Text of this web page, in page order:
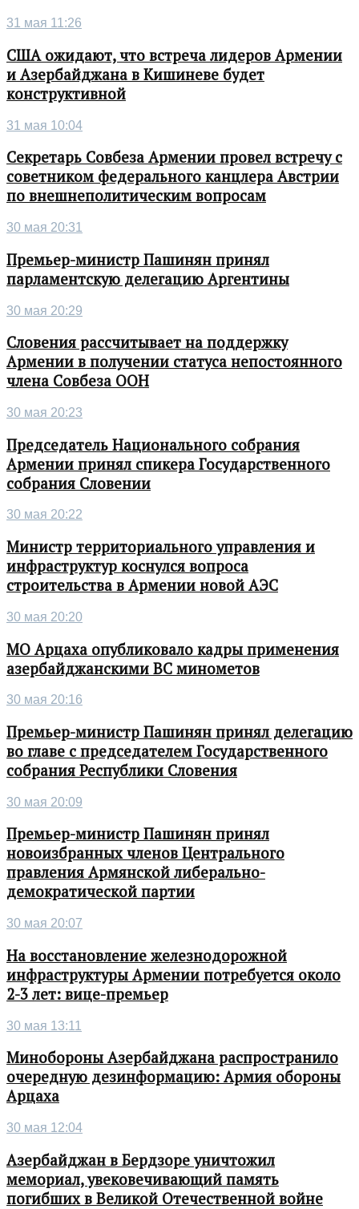
31 мая 11:26
США ожидают, что встреча лидеров Армении
и Азербайджана в Кишиневе будет
конструктивной
31 мая 10:04
Секретарь Совбеза Армении провел встречу с
советником федерального канцлера Австрии
по внешнеполитическим вопросам
30 мая 20:31
Премьер-министр Пашинян принял
парламентскую делегацию Аргентины
30 мая 20:29
Словения рассчитывает на поддержку
Армении в получении статуса непостоянного
члена Совбеза ООН
30 мая 20:23
Председатель Национального собрания
Армении принял спикера Государственного
собрания Словении
30 мая 20:22
Министр территориального управления и
инфраструктур коснулся вопроса
строительства в Армении новой АЭС
30 мая 20:20
МО Арцаха опубликовало кадры применения
азербайджанскими ВС минометов
30 мая 20:16
Премьер-министр Пашинян принял делегацию
во главе с председателем Государственного
собрания Республики Словения
30 мая 20:09
Премьер-министр Пашинян принял
новоизбранных членов Центрального
правления Армянской либерально-
демократической партии
30 мая 20:07
На восстановление железнодорожной
инфраструктуры Армении потребуется около
2-3 лет: вице-премьер
30 мая 13:11
Минобороны Азербайджана распространило
очередную дезинформацию: Армия обороны
Арцаха
30 мая 12:04
Азербайджан в Бердзоре уничтожил
мемориал, увековечивающий память
погибших в Великой Отечественной войне